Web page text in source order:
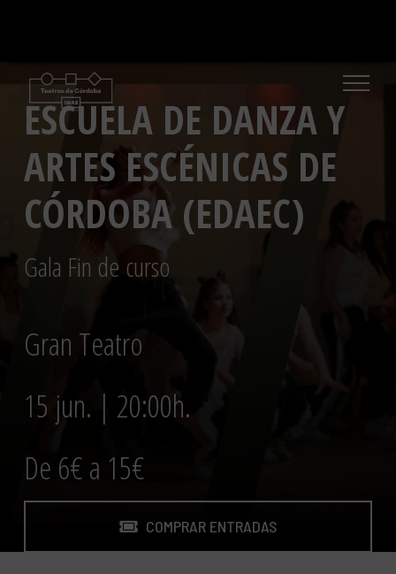
ESCUELA DE DANZA Y
ARTES ESCÉNICAS DE
CÓRDOBA (EDAEC)
Gala Fin de curso
Gran Teatro
15 jun. | 20:00h.
De 6€ a 15€
COMPRAR ENTRADAS